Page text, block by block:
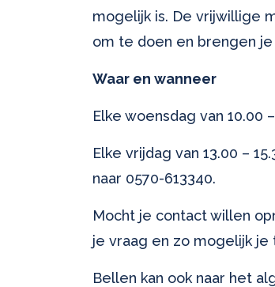
mogelijk is. De vrijwillige
om te doen en brengen
Waar en wanneer
Elke woensdag van 10.00
Elke vrijdag van 13.00 –
naar 0570-613340.
Mocht je contact willen
je vraag en zo mogelijk
Bellen kan ook naar het